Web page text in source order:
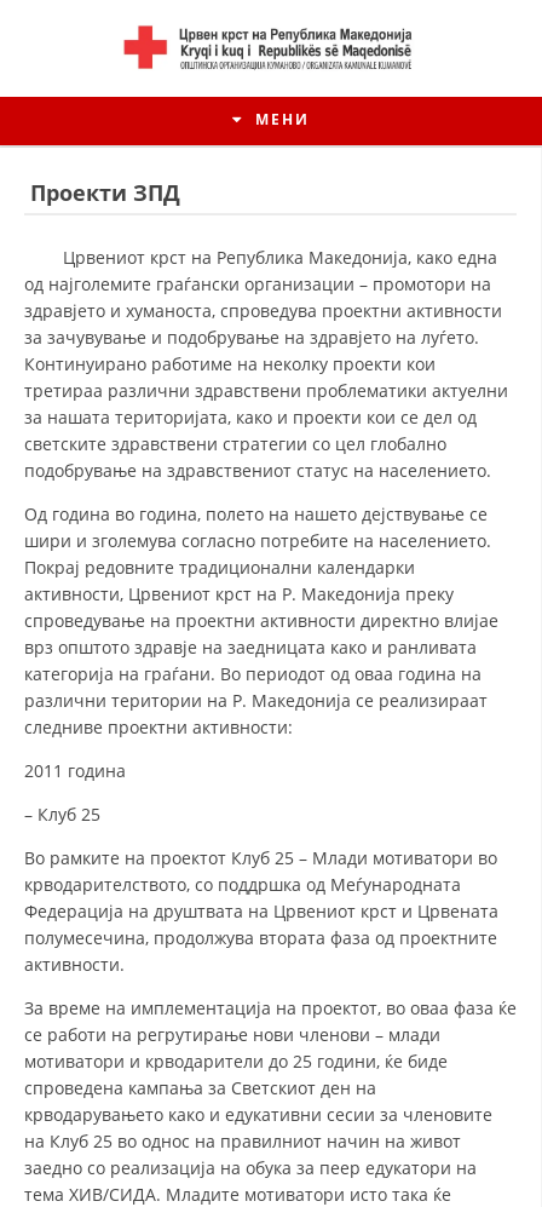
МЕНИ
ИСТОРИЈАТ НА ЦКРМ
СТРУКТУРА И ОРГАНИЗАЦИОНА ПОСТАВЕНОСТ – ОПШТИНСКА
ОРГАНИЗАЦИЈА КУМАНОВО
ЗАКОН ЗА ЦКРМ
ОРГАНИЗАЦИЈА И РАЗВОЈ
РАКОВОДЕН ОДБОР
СТРУКТУРА И ОРГАНИЗАЦИОНА ПОСТАВЕНОСТ
ДИСЕМИНАЦИЈА
ПРОМОЦИЈА НА ХУМАНИ ВРЕДНОСТИ
Проекти ЗПД
Црвениот крст на Република Македонија, како една
од најголемите граѓански организации – промотори на
здравјето и хуманоста, спроведува проектни активности
за зачувување и подобрување на здравјето на луѓето.
Континуирано работиме на неколку проекти кои
третираа различни здравствени проблематики актуелни
за нашата територијата, како и проекти кои се дел од
светските здравствени стратегии со цел глобално
подобрување на здравствениот статус на населението.
Од година во година, полето на нашето дејствување се
шири и зголемува согласно потребите на населението.
Покрај редовните традиционални календарки
активности, Црвениот крст на Р. Македонија преку
спроведување на проектни активности директно влијае
врз општото здравје на заедницата како и ранливата
категорија на граѓани. Во периодот од оваа година на
различни територии на Р. Македонија се реализираат
следниве проектни активности:
2011 година
– Клуб 25
Во рамките на проектот Клуб 25 – Млади мотиватори во
крводарителството, со поддршка од Меѓународната
Федерација на друштвата на Црвениот крст и Црвената
полумесечина, продолжува втората фаза од проектните
активности.
За време на имплементација на проектот, во оваа фаза ќе
се работи на регрутирање нови членови – млади
мотиватори и крводарители до 25 години, ќе биде
спроведена кампања за Светскиот ден на
крводарувањето како и едукативни сесии за членовите
на Клуб 25 во однос на правилниот начин на живот
заедно со реализација на обука за пеер едукатори на
тема ХИВ/СИДА. Младите мотиватори исто така ќе